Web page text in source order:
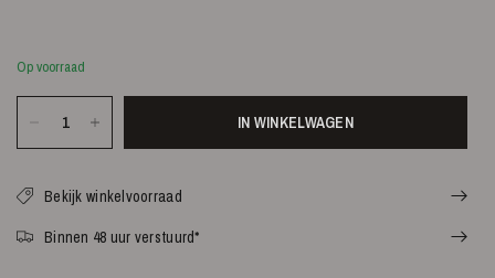
Op voorraad
IN WINKELWAGEN
Bekijk winkelvoorraad
Binnen 48 uur verstuurd*